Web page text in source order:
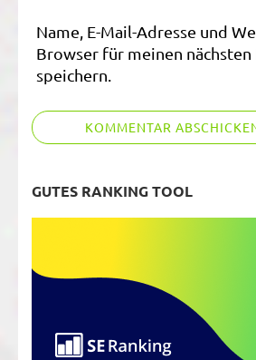
Name, E-Mail-Adresse und
Browser für meinen
speichern.
GUTES RANKING TOOL